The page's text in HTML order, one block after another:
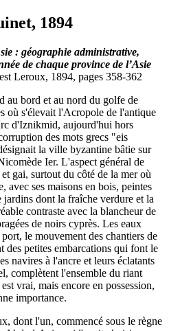
1894
: géographie administrative,
de chaque province de l’Asie
Leroux, 1894, pages 358-362
au bord et au nord du golfe de
où s'élevait l'Acropole de l'antique
d'Iznikmid, aujourd'hui hors
des mots grecs "eis
la ville byzantine bâtie sur
Ier. L'aspect général de
gai, surtout du côté de la mer où
avec ses maisons en bois, peintes
jardins dont la fraîche verdure et la
contraste avec la blancheur de
de noirs cyprès. Les eaux
le mouvement des chantiers de
des petites embarcations qui font le
navires à l'ancre et leurs éclatants
complètent l'ensemble du riant
vrai, mais encore en possession,
importance.
dont l'un, commencé sous le règne